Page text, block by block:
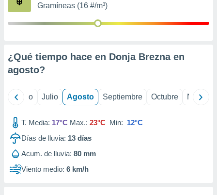
de
Gramíneas (16 #/m³)
¿Qué tiempo hace en Donja Brezna en
agosto?
Junio Julio Agosto Septiembre Octubre
T. Media: 17°C Max.: 23°C Min: 12°C
Días de lluvia: 13 días
Acum. de lluvia: 80 mm
Viento medio: 6 km/h